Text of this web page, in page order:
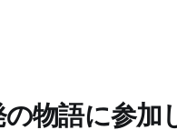
」 を読んで、日々のリズム
たくさん詰まっていると感
それを実現するための
物語に参加